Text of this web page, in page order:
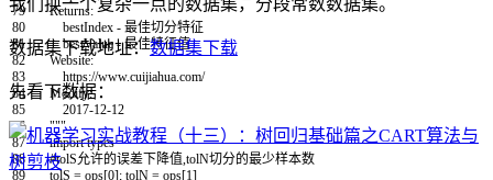
79
80
81
82
83
84
85
86
87
88
89
Returns:
bestIndex - 最佳切分特征
bestValue - 最佳特征值
Website:
https://www.cuijiahua.com/
Modify:
2017-12-12
"""
import types
#tolS允许的误差下降值,tolN切分的最少样本数
tolS = ops[0]; tolN = ops[1]
数据集下载地址：数据集下载
先看下数据：